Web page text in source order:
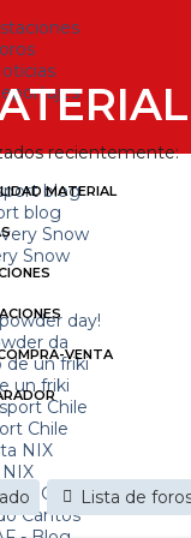
recientemente:
blog
Snow
da
un friki
Chile
Cantos
MATERIAL
VENTA
Lista de